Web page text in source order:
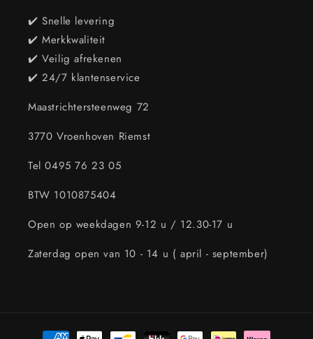
✔️ Snelle levering
✔️ Merkkwaliteit
✔️ Veilig afrekenen
✔️ 24/7 klantenservice
Maastrichtersteenweg 72
3770 Vroenhoven Riemst
Tel 0495 76 23 05
BTW 1010875404
Open op weekdagen 9-12 u / 12.30-17 u
Zaterdag open van 10 - 14 u ( april - september)
Betaalmethoden